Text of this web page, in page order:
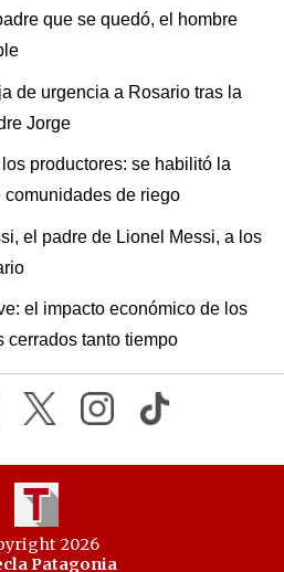
que se quedó, el hombre
de urgencia a Rosario tras la
Jorge
productores: se habilitó la
comunidades de riego
el padre de Lionel Messi, a los
el impacto económico de los
cerrados tanto tiempo
2026
Patagonia